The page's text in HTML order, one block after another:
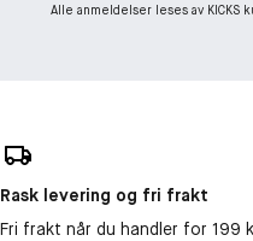
Alle anmeldelser leses av KICKS
Rask levering og fri frakt
Fri frakt når du handler for 199